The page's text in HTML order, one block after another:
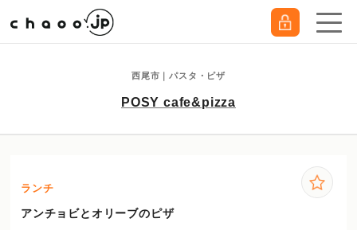
西尾市｜パスタ・ピザ
POSY cafe&pizza
ランチ
アンチョビとオリーブのピザ